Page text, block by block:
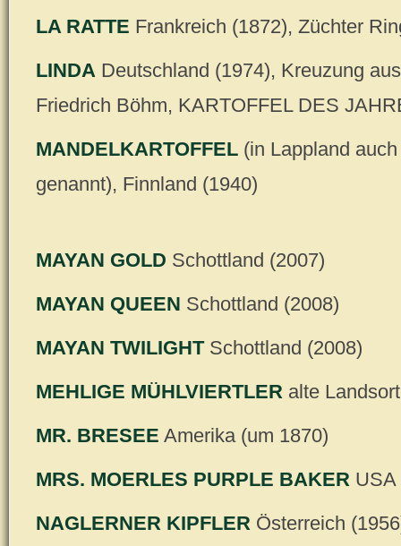
LA RATTE Frankreich (1872), Züchter
LINDA Deutschland (1974), Kreuzung
Friedrich Böhm, KARTOFFEL DES
MANDELKARTOFFEL (in Lappland
genannt), Finnland (1940)
MAYAN GOLD Schottland (2007)
MAYAN QUEEN Schottland (2008)
MAYAN TWILIGHTSchottland (2008)
MEHLIGE MÜHLVIERTLER alte
MR. BRESEE Amerika (um 1870)
MRS. MOERLES PURPLE BAKER USA
NAGLERNER KIPFLER Österreich